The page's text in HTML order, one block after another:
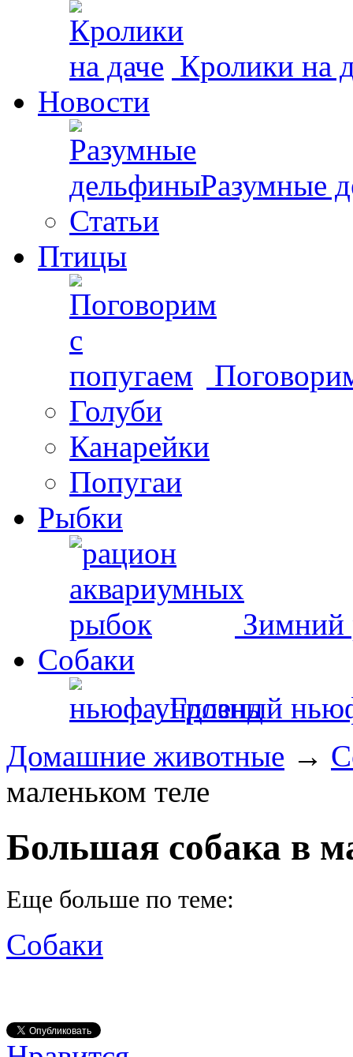
Кролики на
Новости
Разумные
Статьи
Птицы
Голуби
Канарейки
Попугаи
Рыбки
Зимний
Собаки
Грозный
Домашние животные →
маленьком теле
Большая собака в
Еще больше по теме:
Собаки